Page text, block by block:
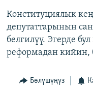
Конституциялык
депутаттарынын
белгилүү. Эгерде
реформадан кийин,
Бөлүшүңүз